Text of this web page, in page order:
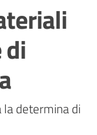
di
determina di